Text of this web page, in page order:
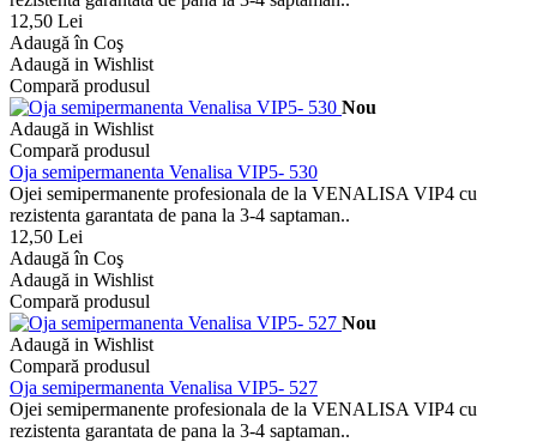
12,50 Lei
Adaugă în Coş
Adaugă in Wishlist
Compară produsul
Nou
Adaugă in Wishlist
Compară produsul
Oja semipermanenta Venalisa VIP5- 530
Ojei semipermanente profesionala de la VENALISA VIP4 cu
rezistenta garantata de pana la 3-4 saptaman..
12,50 Lei
Adaugă în Coş
Adaugă in Wishlist
Compară produsul
Nou
Adaugă in Wishlist
Compară produsul
Oja semipermanenta Venalisa VIP5- 527
Ojei semipermanente profesionala de la VENALISA VIP4 cu
rezistenta garantata de pana la 3-4 saptaman..